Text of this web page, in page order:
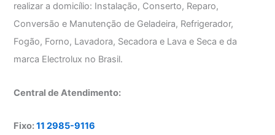
realizar a domicílio: Instalação, Conserto, Reparo,
Conversão e Manutenção de Geladeira, Refrigerador,
Fogão, Forno, Lavadora, Secadora e Lava e Seca e da
marca Electrolux no Brasil.
Central de Atendimento:
Fixo:11 2985-9116